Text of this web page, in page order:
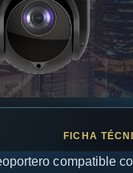
compatible